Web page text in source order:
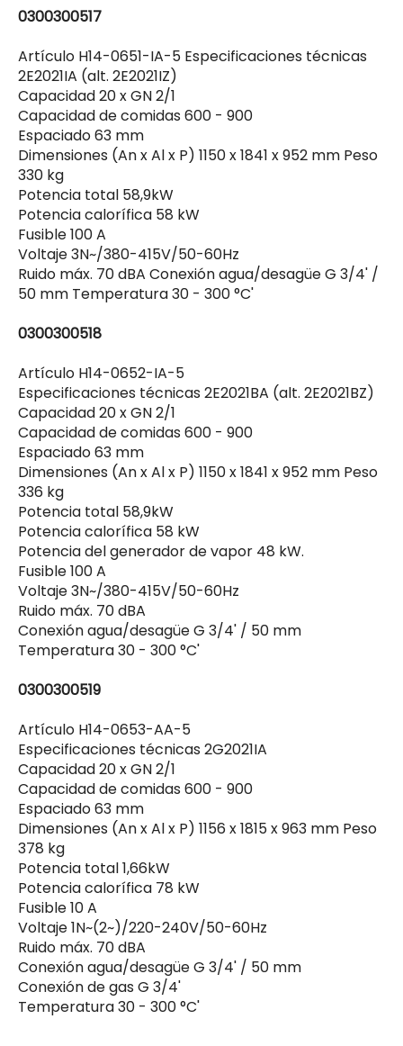
0300300517
Artículo H14-0651-IA-5 Especificaciones técnicas
2E2021IA (alt. 2E2021IZ)
Capacidad 20 x GN 2/1
Capacidad de comidas 600 - 900
Espaciado 63 mm
Dimensiones (An x Al x P) 1150 x 1841 x 952 mm Peso
330 kg
Potencia total 58,9kW
Potencia calorífica 58 kW
Fusible 100 A
Voltaje 3N~/380-415V/50-60Hz
Ruido máx. 70 dBA Conexión agua/desagüe G 3/4' /
50 mm Temperatura 30 - 300 °C'
0300300518
Artículo H14-0652-IA-5
Especificaciones técnicas 2E2021BA (alt. 2E2021BZ)
Capacidad 20 x GN 2/1
Capacidad de comidas 600 - 900
Espaciado 63 mm
Dimensiones (An x Al x P) 1150 x 1841 x 952 mm Peso
336 kg
Potencia total 58,9kW
Potencia calorífica 58 kW
Potencia del generador de vapor 48 kW.
Fusible 100 A
Voltaje 3N~/380-415V/50-60Hz
Ruido máx. 70 dBA
Conexión agua/desagüe G 3/4' / 50 mm
Temperatura 30 - 300 °C'
0300300519
Artículo H14-0653-AA-5
Especificaciones técnicas 2G2021IA
Capacidad 20 x GN 2/1
Capacidad de comidas 600 - 900
Espaciado 63 mm
Dimensiones (An x Al x P) 1156 x 1815 x 963 mm Peso
378 kg
Potencia total 1,66kW
Potencia calorífica 78 kW
Fusible 10 A
Voltaje 1N~(2~)/220-240V/50-60Hz
Ruido máx. 70 dBA
Conexión agua/desagüe G 3/4' / 50 mm
Conexión de gas G 3/4'
Temperatura 30 - 300 °C'